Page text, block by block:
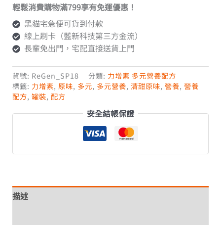
輕鬆消費購物滿799享有免運優惠！
黑貓宅急便可貨到付款
線上刷卡（藍新科技第三方金流）
長輩免出門，宅配直接送貨上門
貨號: ReGen_SP18 分類: 力增素 多元營養配方
標籤: 力增素, 原味, 多元, 多元營養, 清甜原味, 營養, 營養
配方, 罐裝, 配方
安全結帳保證
描述